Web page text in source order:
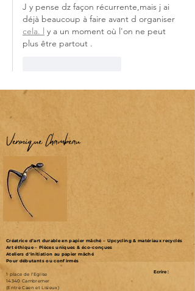
J y pense dz façon récurrente,mais j ai
déjà beaucoup à faire avant d organiser
cela. l y a un moment où l'on ne peut
plus être partout .
Véronique Chambeau
Créatrice d’art durable en papier mâché – Upcycling & matériaux recyclés
Art éthique – Pièces uniques & éco-conçues
Ateliers d'initiation au papier mâché
Pour débutants ou confirmés
1 place de l'Eglise
14340 Cambremer
(Entre Caen et Lisieux)
Ecrire :